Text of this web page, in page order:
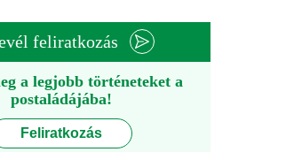
feliratkozás
a legjobb történeteket a
postaládájába!
Feliratkozás